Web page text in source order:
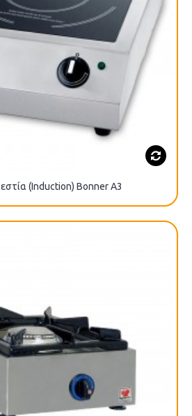
(Induction) Βοnner A3